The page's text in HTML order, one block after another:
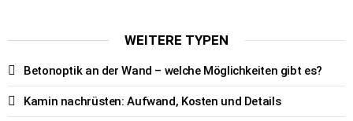
WEITERE TYPEN
Betonoptik an der Wand – welche Möglichkeiten gibt es?
Kamin nachrüsten: Aufwand, Kosten und Details